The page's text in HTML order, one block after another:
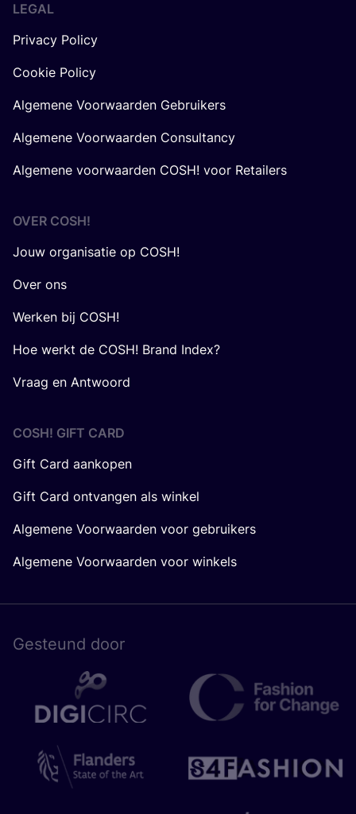
LEGAL
Privacy Policy
Cookie Policy
Algemene Voorwaarden Gebruikers
Algemene Voorwaarden Consultancy
Algemene voorwaarden COSH! voor Retailers
OVER COSH!
Jouw organisatie op COSH!
Over ons
Werken bij COSH!
Hoe werkt de COSH! Brand Index?
Vraag en Antwoord
COSH! GIFT CARD
Gift Card aankopen
Gift Card ontvangen als winkel
Algemene Voorwaarden voor gebruikers
Algemene Voorwaarden voor winkels
Gesteund door